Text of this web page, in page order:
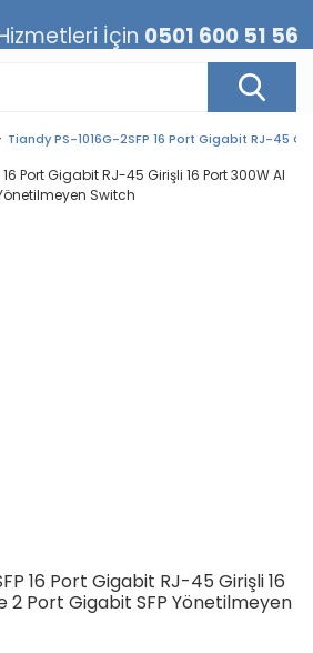
Tiandy PS-1016G-2SFP 16 Port Gigabit RJ-45
16 Port Gigabit RJ-45 Girişli 16
2 Port Gigabit SFP Yönetilmeyen
İçin 0501 600 51 56